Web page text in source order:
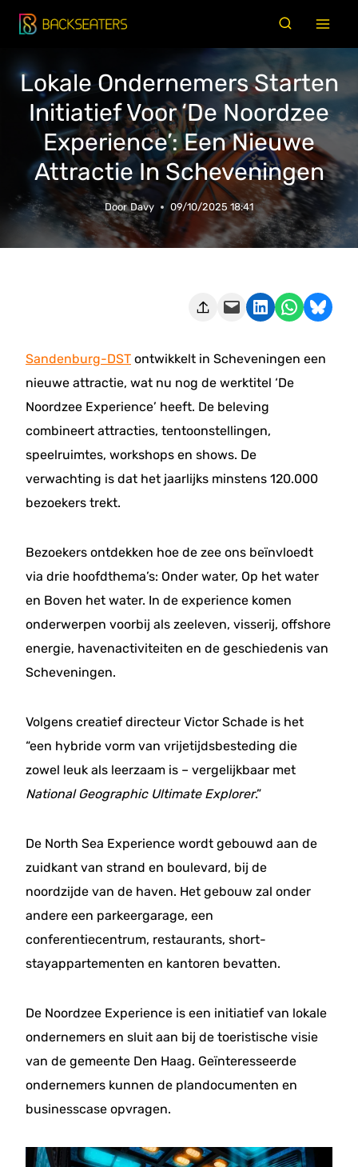
Doorgaan
naar
Lokale Ondernemers Starten
Initiatief Voor ‘De Noordzee
Experience’: Een Nieuwe
Attractie In Scheveningen
Door Davy 09/10/2025 18:41
Deze pagina e-mailen Delen op LinkedIn Delen via WhatsApp Share on Bluesky
Sandenburg-DST ontwikkelt in Scheveningen een
nieuwe attractie, wat nu nog de werktitel ‘De
Noordzee Experience’ heeft. De beleving
combineert attracties, tentoonstellingen,
speelruimtes, workshops en shows. De
verwachting is dat het jaarlijks minstens 120.000
bezoekers trekt.
Bezoekers ontdekken hoe de zee ons beïnvloedt
via drie hoofdthema’s: Onder water, Op het water
en Boven het water. In de experience komen
onderwerpen voorbij als zeeleven, visserij, offshore
energie, havenactiviteiten en de geschiedenis van
Scheveningen.
Volgens creatief directeur Victor Schade is het
“een hybride vorm van vrijetijdsbesteding die
zowel leuk als leerzaam is – vergelijkbaar met
National Geographic Ultimate Explorer.”
De North Sea Experience wordt gebouwd aan de
zuidkant van strand en boulevard, bij de
noordzijde van de haven. Het gebouw zal onder
andere een parkeergarage, een
conferentiecentrum, restaurants, short-
stayappartementen en kantoren bevatten.
De Noordzee Experience is een initiatief van lokale
ondernemers en sluit aan bij de toeristische visie
van de gemeente Den Haag. Geïnteresseerde
ondernemers kunnen de plandocumenten en
businesscase opvragen.